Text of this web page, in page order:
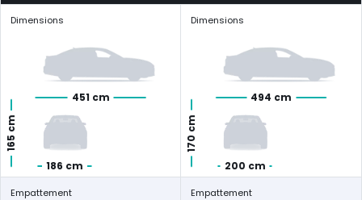
Dimensions
451 cm
186 cm
165 cm
Dimensions
494 cm
200 cm
170 cm
Empattement Empattement